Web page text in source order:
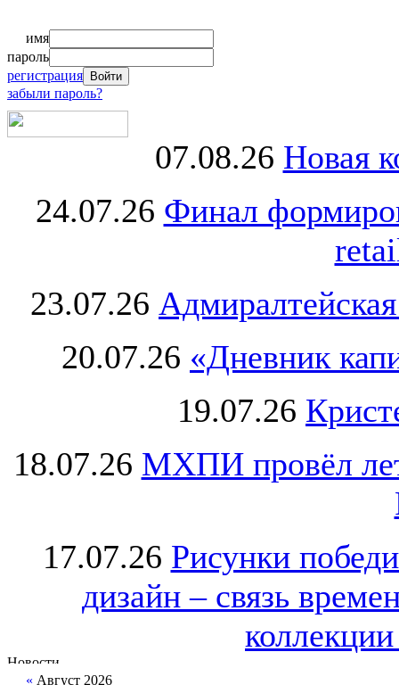
имя
пароль
регистрация
забыли пароль?
07.08.26 Новая
24.07.26 Финал
23.07.26
20.07.26 «Дневник
19.07.26
18.07.26 МХПИ провёл
17.07.26 Рисунки
дизайн – связь
« Август 2026